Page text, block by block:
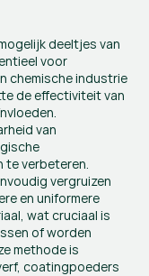
deeltjes van
voor
chemische industrie
de effectiviteit van
van
te verbeteren.
vergruizen
en uniformere
wat cruciaal is
of worden
methode is
coatingpoeders